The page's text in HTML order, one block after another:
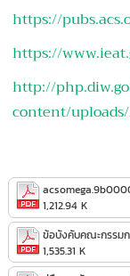
https://
https://
http://
content/
1,212.94 K
1,535.31 K